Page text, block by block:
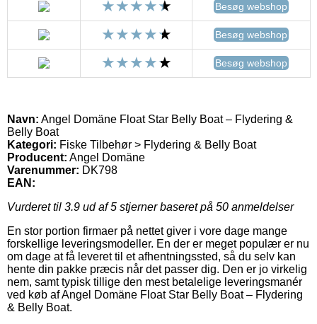
Besøg webshop
Besøg webshop
Besøg webshop
Navn: Angel Domäne Float Star Belly Boat – Flydering &
Belly Boat
Kategori: Fiske Tilbehør > Flydering & Belly Boat
Producent: Angel Domäne
Varenummer: DK798
EAN:
Vurderet til 3.9 ud af 5 stjerner baseret på 50 anmeldelser
En stor portion firmaer på nettet giver i vore dage mange
forskellige leveringsmodeller. En der er meget populær er nu
om dage at få leveret til et afhentningssted, så du selv kan
hente din pakke præcis når det passer dig. Den er jo virkelig
nem, samt typisk tillige den mest betalelige leveringsmanér
ved køb af Angel Domäne Float Star Belly Boat – Flydering
& Belly Boat.